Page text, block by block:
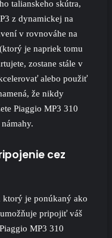
talianskeho skútra,
z dynamickej na
v rovnováhe na
je napriek tomu
zostane stále v
alebo použiť
že nikdy
Piaggio MP3 310
cez
je ponúkaný ako
pripojiť váš
MP3 310